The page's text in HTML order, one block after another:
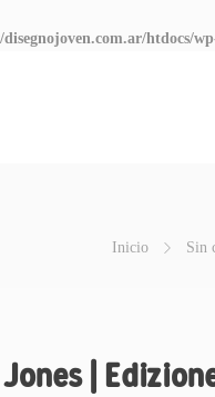
disegnojoven.com.ar/htdocs/
Inicio Sin
|